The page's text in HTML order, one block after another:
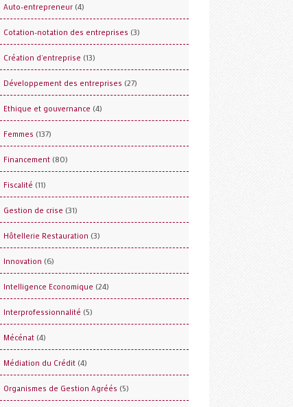
Auto-entrepreneur (4)
Cotation-notation des entreprises (3)
Création d'entreprise (13)
Développement des entreprises (27)
Ethique et gouvernance (4)
Femmes (137)
Financement (80)
Fiscalité (11)
Gestion de crise (31)
Hôtellerie Restauration (3)
Innovation (6)
Intelligence Economique (24)
Interprofessionnalité (5)
Mécénat (4)
Médiation du Crédit (4)
Organismes de Gestion Agréés (5)